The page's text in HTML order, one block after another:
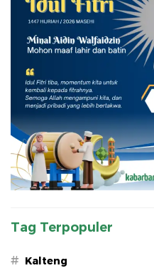
Tag Terpopuler
# Kalteng